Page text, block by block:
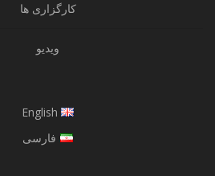
کارگزاری ها
ویدیو
English
فارسی